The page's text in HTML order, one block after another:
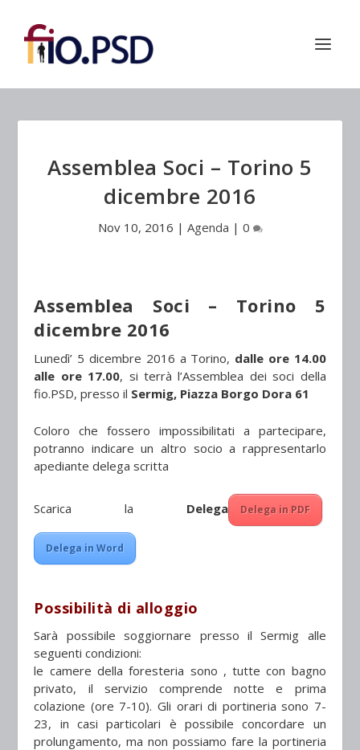
Assemblea Soci – Torino 5
dicembre 2016
Nov 10, 2016 | Agenda | 0
Assemblea Soci – Torino 5
dicembre 2016
Lunedì’ 5 dicembre 2016 a Torino, dalle ore 14.00
alle ore 17.00, si terrà l’Assemblea dei soci della
fio.PSD, presso il Sermig, Piazza Borgo Dora 61
Coloro che fossero impossibilitati a partecipare,
potranno indicare un altro socio a rappresentarlo
apediante delega scritta
Scarica la Delega Delega in PDF
Delega in Word
Possibilità di alloggio
Sarà possibile soggiornare presso il Sermig alle
seguenti condizioni:
le camere della foresteria sono , tutte con bagno
privato, il servizio comprende notte e prima
colazione (ore 7-10). Gli orari di portineria sono 7-
23, in casi particolari è possibile concordare un
prolungamento, ma non possiamo fare la portineria